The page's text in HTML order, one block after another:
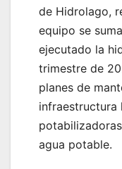
de Hidrolago,
equipo se
ejecutado la
trimestre de
planes de
infraestructura
agua potable.